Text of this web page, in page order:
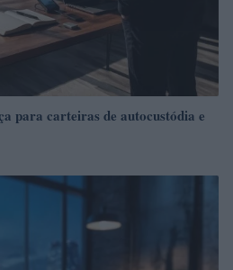
para carteiras de autocustódia e